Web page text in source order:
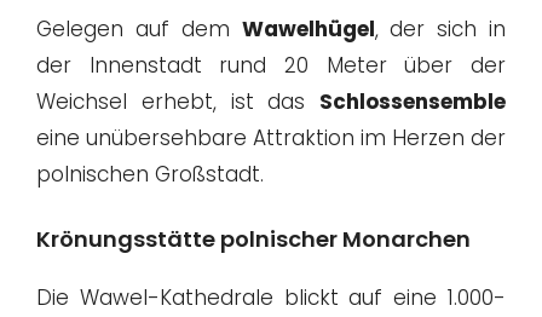
Gelegen auf dem Wawelhügel, der sich in
der Innenstadt rund 20 Meter über der
Weichsel erhebt, ist das Schlossensemble
eine unübersehbare Attraktion im Herzen der
polnischen Großstadt.
Krönungsstätte polnischer Monarchen
Die Wawel-Kathedrale blickt auf eine 1.000-